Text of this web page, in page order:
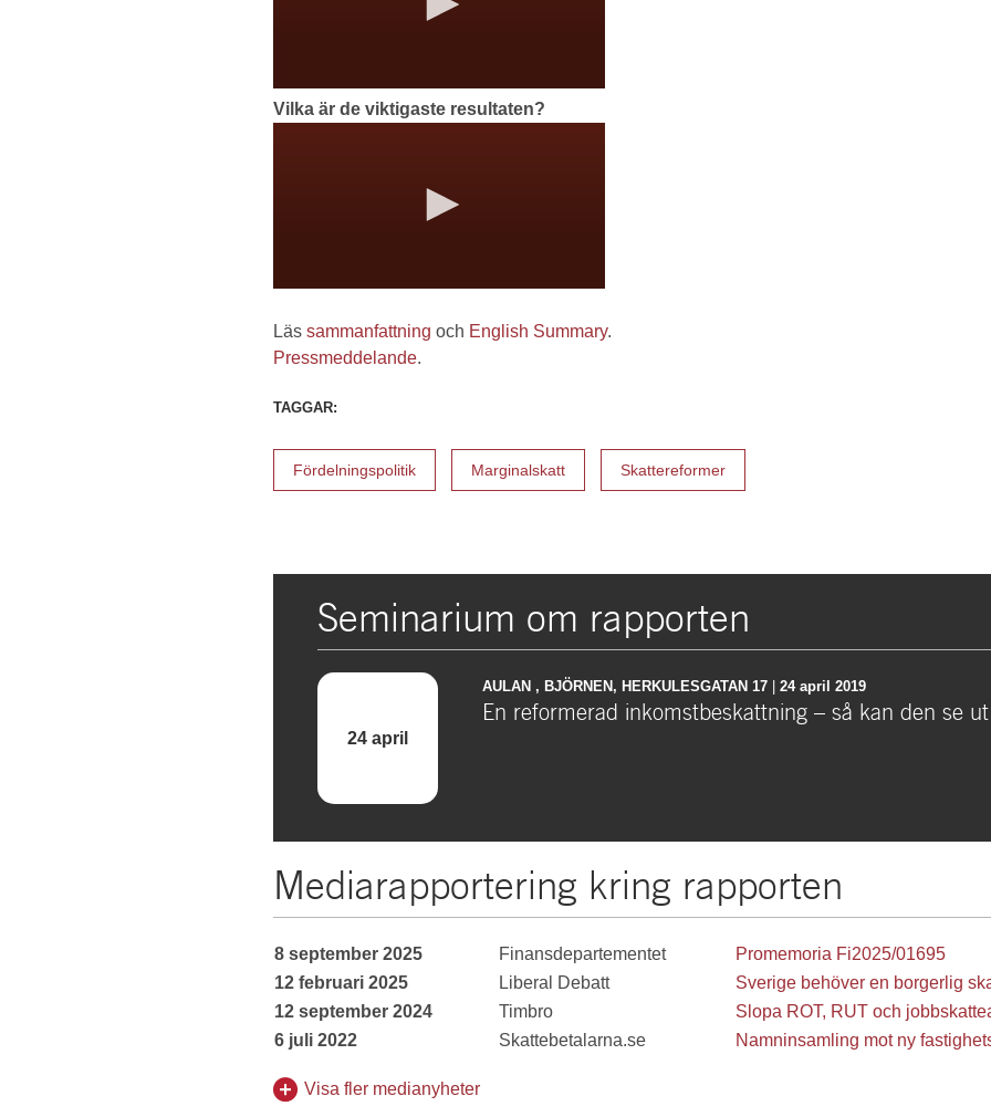
Vilka är de viktigaste resultaten?
Läs sammanfattning och English Summary.
Pressmeddelande.
TAGGAR:
Fördelningspolitik Marginalskatt Skattereformer
Seminarium om rapporten
24 april
AULAN , BJÖRNEN, HERKULESGATAN 17| 24 april 2019
En reformerad inkomstbeskattning – så kan den se ut
Mediarapportering kring rapporten
8 september 2025 Finansdepartementet
Promemoria Fi2025/01695
12 februari 2025
Liberal Debatt
Sverige behöver en borgerlig
12 september 2024
Timbro
Slopa ROT, RUT och
6 juli 2022
Skattebetalarna.se Namninsamling mot ny
Visa fler medianyheter